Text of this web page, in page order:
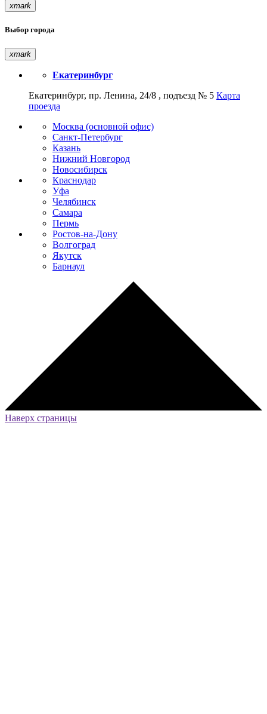
xmark
Выбор города
xmark
Екатеринбург
Екатеринбург, пр. Ленина, 24/8 , подъезд № 5 Карта
проезда
Москва (основной офис)
Санкт-Петербург
Казань
Нижний Новгород
Новосибирск
Краснодар
Уфа
Челябинск
Самара
Пермь
Ростов-на-Дону
Волгоград
Якутск
Барнаул
Наверх страницы